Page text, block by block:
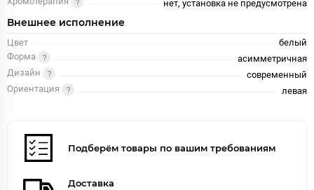
нет, установка не предусмотрена
Внешнее исполнение
Цвет
белый
Форма
асимметричная
Дизайн
современный
Ориентация
левая
Подберём товары по вашим требованиям
Доставка